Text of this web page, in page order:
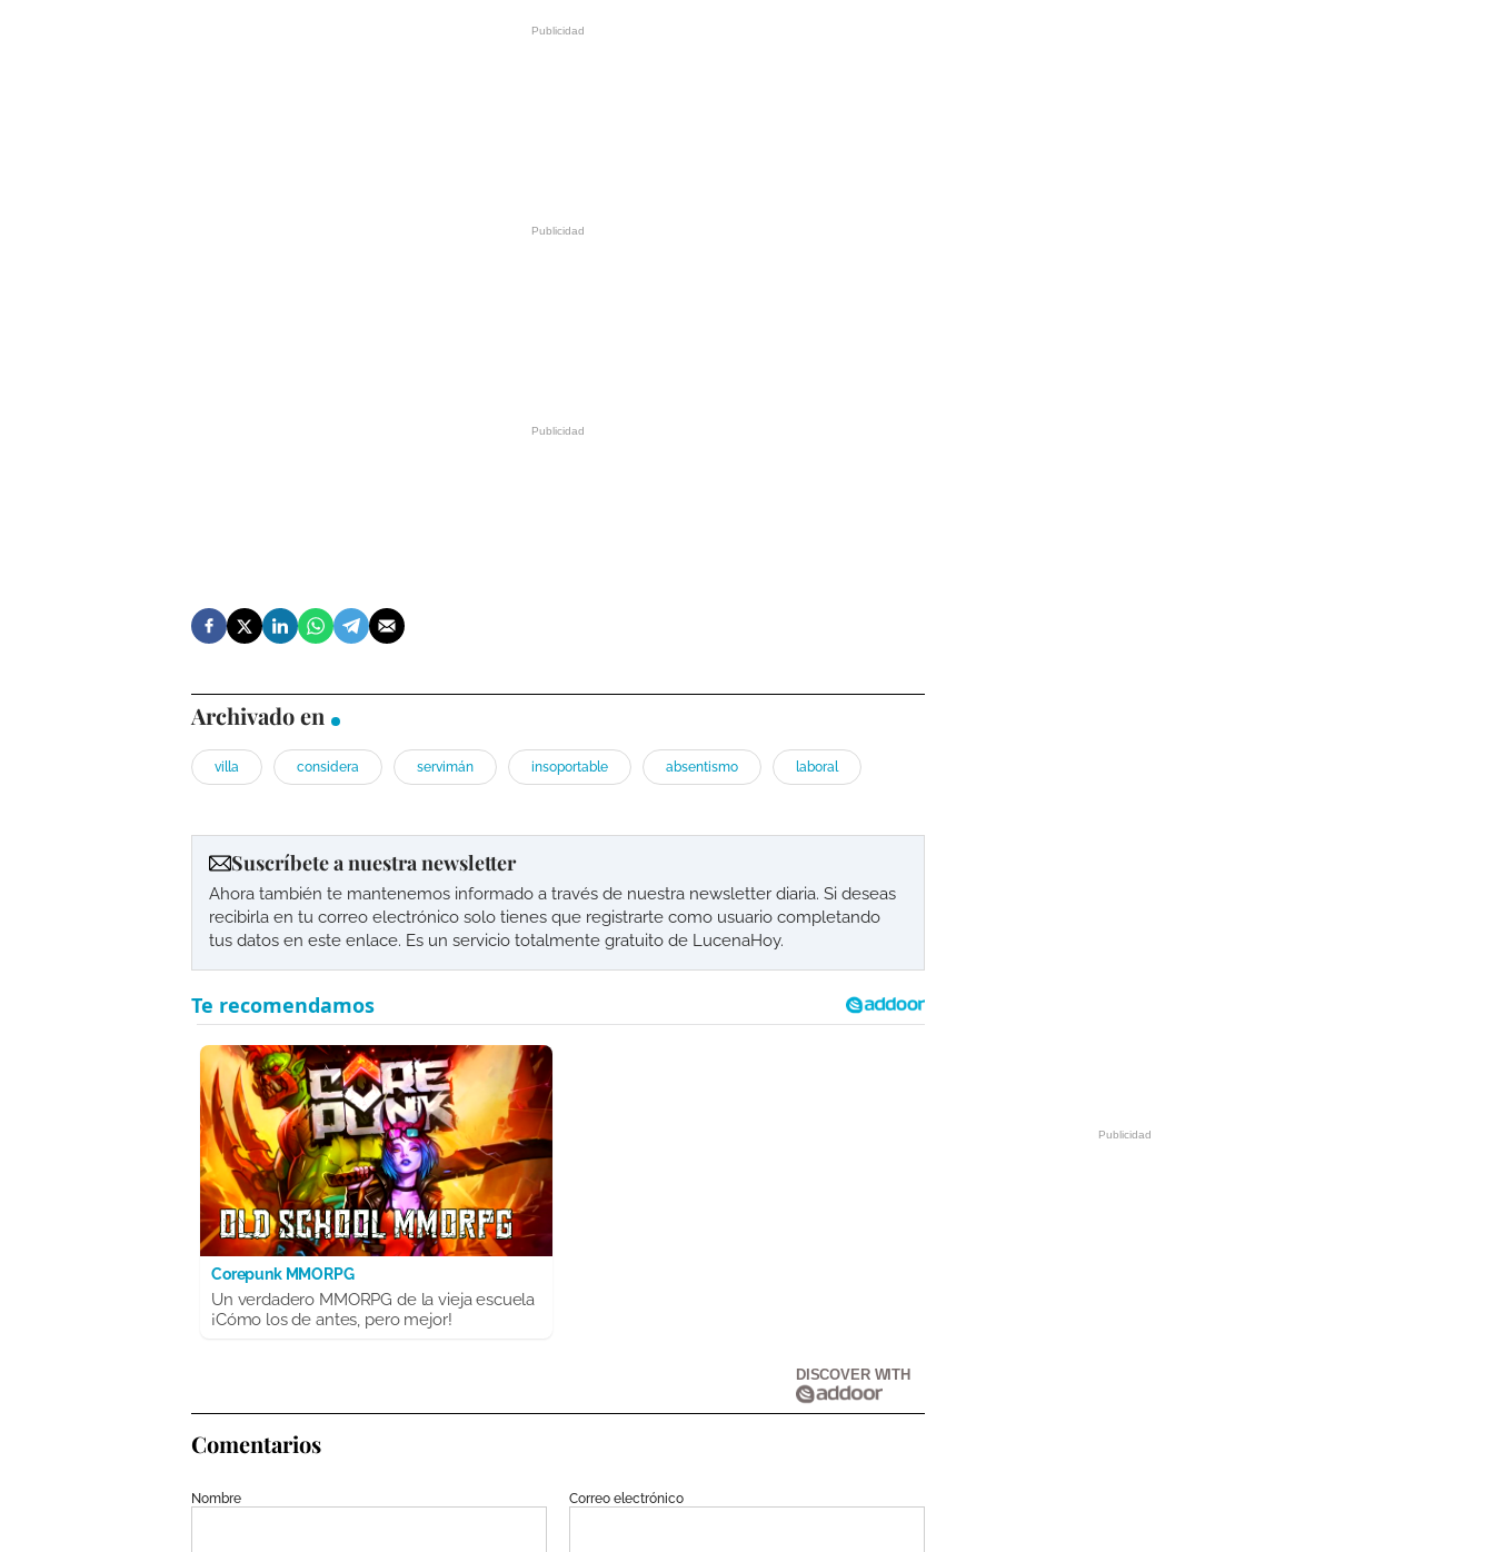
Archivado en
villa considera servimán insoportable absentismo laboral
Suscríbete a nuestra newsletter
Ahora también te mantenemos informado a través de nuestra newsletter diaria. Si deseas
recibirla en tu correo electrónico solo tienes que registrarte como usuario completando
tus datos en este enlace. Es un servicio totalmente gratuito de LucenaHoy.
Corepunk MMORPG
Un verdadero MMORPG de la vieja escuela
¡Cómo los de antes, pero mejor!
DISCOVER WITH
Comentarios
Nombre Correo electrónico